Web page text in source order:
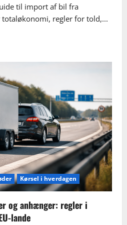
til import af bil fra
totaløkonomi, regler for told,...
Kørsel i hverdagen
og anhænger: regler i
lande